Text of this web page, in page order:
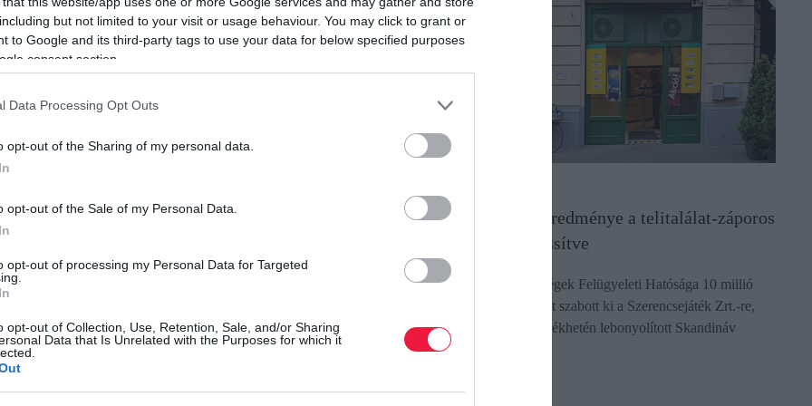
but not limited to your visit or usage behaviour. You may click to grant or
to Google and its third-party tags to use your data for below specified purposes
consent section.
Data Processing Opt Outs
opt-out of the Sharing of my personal data.
opt-out of the Sale of my Personal Data.
opt-out of processing my Personal Data for Targeted
opt-out of Collection, Use, Retention, Sale, and/or Sharing
Data that Is Unrelated with the Purposes for which it
forrásként a Google Keresőben!
ezer körül mozgott a használt
az év elejétől látványos
februárban és márciusban is rendre 75 ezer fölött járt a
emelkedő előzetes volumen még úgy is váratlan
alatt marad majd.
Az infláció visszaesésével egyrészt ismét
sokaknál hozzájárultak a jelenleg magas hozamot
csökkentek, ami a hitelezett eladásokat is felpörgette.
sem követte gyors visszapattanás, sok autót ma is
tíz százalékkal több új autót értékesítettek, és közel
Megvan a vizsgálat eredménye a telitalálat-záporos
szerencsehétről - Frissítve
A Szabályozott Tevékenységek Felügyeleti Hatósága 10 millió
forint közigazgatási bírságot szabott ki a Szerencsejáték Zrt.-re,
mert a társaság az év 16. játékhetén lebonyolított Skandináv
lottó…